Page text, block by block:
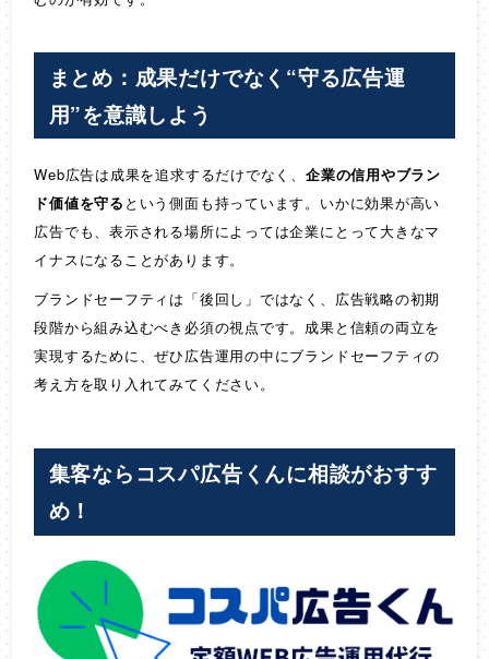
まとめ：成果だけでなく“守る広告運
用”を意識しよう
Web広告は成果を追求するだけでなく、企業の信用やブラン
ド価値を守る という側面も持っています。いかに効果が高い
広告でも、表示される場所によっては企業にとって大きなマ
イナスになることがあります。
ブランドセーフティは「後回し」ではなく、広告戦略の初期
段階から組み込むべき必須の視点です。成果と信頼の両立を
実現するために、ぜひ広告運用の中にブランドセーフティの
考え方を取り入れてみてください。
集客ならコスパ広告くんに相談がおすす
め！